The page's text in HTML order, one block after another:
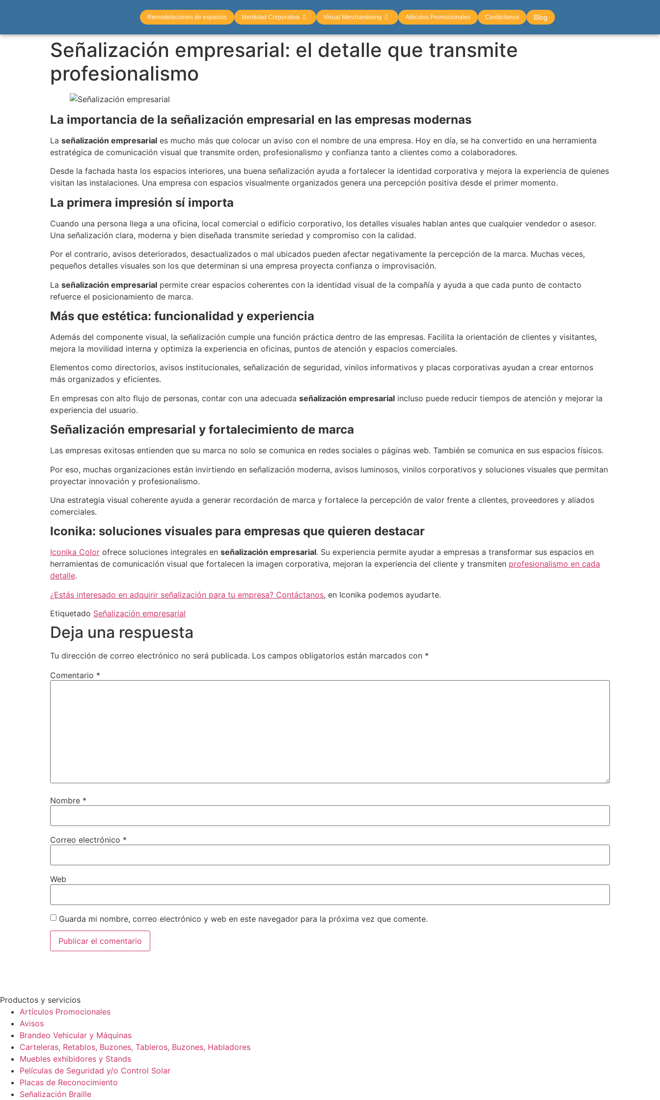
Remodelaciones de espacios Identidad Corporativa Visual Merchandising Artículos Promocionales Contáctanos Blog
Señalización empresarial: el detalle que transmite
profesionalismo
La importancia de la señalización empresarial en las empresas modernas
La señalización empresarial es mucho más que colocar un aviso con el nombre de una empresa. Hoy en día, se ha convertido en una herramienta
estratégica de comunicación visual que transmite orden, profesionalismo y confianza tanto a clientes como a colaboradores.
Desde la fachada hasta los espacios interiores, una buena señalización ayuda a fortalecer la identidad corporativa y mejora la experiencia de quienes
visitan las instalaciones. Una empresa con espacios visualmente organizados genera una percepción positiva desde el primer momento.
La primera impresión sí importa
Cuando una persona llega a una oficina, local comercial o edificio corporativo, los detalles visuales hablan antes que cualquier vendedor o asesor.
Una señalización clara, moderna y bien diseñada transmite seriedad y compromiso con la calidad.
Por el contrario, avisos deteriorados, desactualizados o mal ubicados pueden afectar negativamente la percepción de la marca. Muchas veces,
pequeños detalles visuales son los que determinan si una empresa proyecta confianza o improvisación.
La señalización empresarial permite crear espacios coherentes con la identidad visual de la compañía y ayuda a que cada punto de contacto
refuerce el posicionamiento de marca.
Más que estética: funcionalidad y experiencia
Además del componente visual, la señalización cumple una función práctica dentro de las empresas. Facilita la orientación de clientes y visitantes,
mejora la movilidad interna y optimiza la experiencia en oficinas, puntos de atención y espacios comerciales.
Elementos como directorios, avisos institucionales, señalización de seguridad, vinilos informativos y placas corporativas ayudan a crear entornos
más organizados y eficientes.
En empresas con alto flujo de personas, contar con una adecuada señalización empresarial incluso puede reducir tiempos de atención y mejorar la
experiencia del usuario.
Señalización empresarial y fortalecimiento de marca
Las empresas exitosas entienden que su marca no solo se comunica en redes sociales o páginas web. También se comunica en sus espacios físicos.
Por eso, muchas organizaciones están invirtiendo en señalización moderna, avisos luminosos, vinilos corporativos y soluciones visuales que permitan
proyectar innovación y profesionalismo.
Una estrategia visual coherente ayuda a generar recordación de marca y fortalece la percepción de valor frente a clientes, proveedores y aliados
comerciales.
Iconika: soluciones visuales para empresas que quieren destacar
Iconika Color ofrece soluciones integrales en señalización empresarial. Su experiencia permite ayudar a empresas a transformar sus espacios en
herramientas de comunicación visual que fortalecen la imagen corporativa, mejoran la experiencia del cliente y transmiten profesionalismo en cada
detalle.
¿Estás interesado en adquirir señalización para tu empresa? Contáctanos, en Iconika podemos ayudarte.
Etiquetado Señalización empresarial
Deja una respuesta
Tu dirección de correo electrónico no será publicada. Los campos obligatorios están marcados con *
Comentario *
Nombre *
Correo electrónico *
Web
Guarda mi nombre, correo electrónico y web en este navegador para la próxima vez que comente.
Productos y servicios
Artículos Promocionales
Avisos
Brandeo Vehicular y Máquinas
Carteleras, Retablos, Buzones, Tableros, Buzones, Habladores
Muebles exhibidores y Stands
Películas de Seguridad y/o Control Solar
Placas de Reconocimiento
Señalización Braille